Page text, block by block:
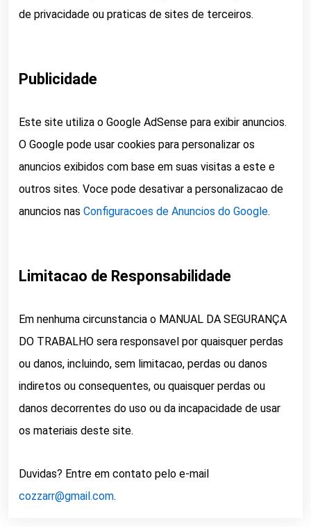
de privacidade ou praticas de sites de terceiros.
Publicidade
Este site utiliza o Google AdSense para exibir anuncios.
O Google pode usar cookies para personalizar os
anuncios exibidos com base em suas visitas a este e
outros sites. Voce pode desativar a personalizacao de
anuncios nas Configuracoes de Anuncios do Google.
Limitacao de Responsabilidade
Em nenhuma circunstancia o MANUAL DA SEGURANÇA
DO TRABALHO sera responsavel por quaisquer perdas
ou danos, incluindo, sem limitacao, perdas ou danos
indiretos ou consequentes, ou quaisquer perdas ou
danos decorrentes do uso ou da incapacidade de usar
os materiais deste site.
Duvidas? Entre em contato pelo e-mail
cozzarr@gmail.com.